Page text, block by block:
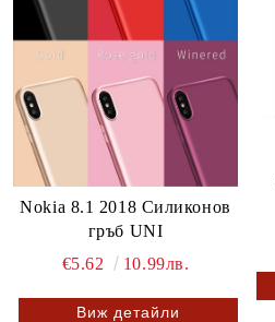
Nokia 8.1 2018 Силиконов
гръб UNI
€5.62
10.99лв.
Виж детайли